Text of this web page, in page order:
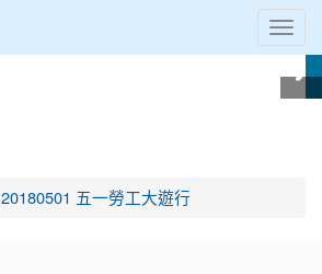
20180501 五一勞工大遊行